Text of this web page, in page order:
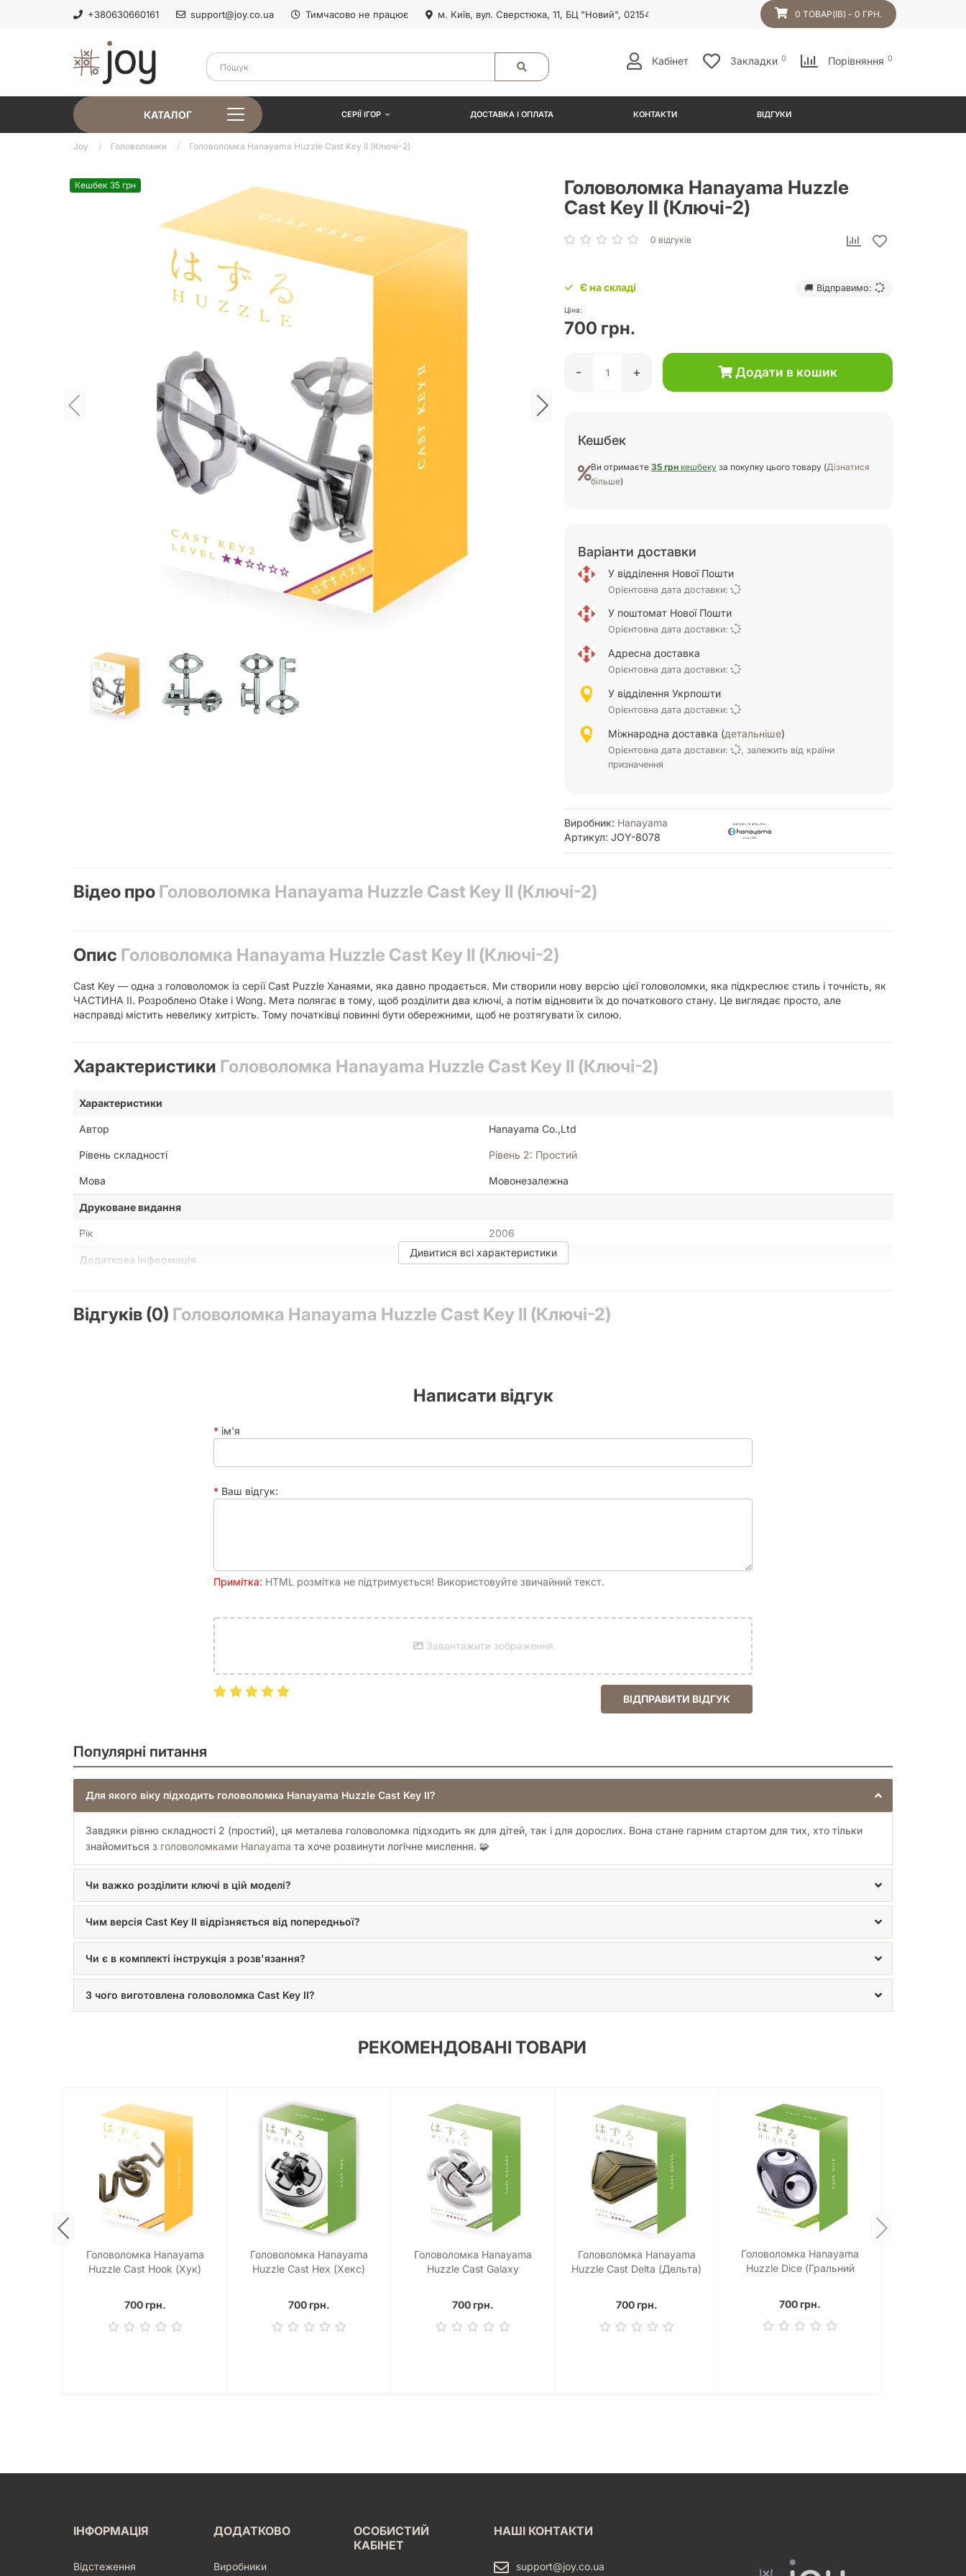
+380630660161 support@joy.co.ua Тимчасово не працює м. Київ, вул. Сверстюка, 11, БЦ "Новий", 02154 0 ТОВАР(ІВ) - 0 ГРН.
Кабінет Закладки 0 Порівняння 0
КАТАЛОГ СЕРІЇ ІГОР ДОСТАВКА І ОПЛАТА КОНТАКТИ ВІДГУКИ
Joy Головоломки Головоломка Hanayama Huzzle Cast Key II (Ключі-2)
Кешбек 35 грн
Головоломка Hanayama Huzzle
Cast Key II (Ключі-2)
0 відгуків
Є на складі 🚚 Відправимо:
Ціна:
700 грн.
- + Додати в кошик
Кешбек
Ви отримаєте 35 грнкешбекуза покупку цього товару (Дізнатися
більше)
Варіанти доставки
У відділення Нової Пошти
Орієнтовна дата доставки:
У поштомат Нової Пошти
Орієнтовна дата доставки:
Адресна доставка
Орієнтовна дата доставки:
У відділення Укрпошти
Орієнтовна дата доставки:
Міжнародна доставка (детальніше)
Орієнтовна дата доставки:
, залежить від країни
призначення
Виробник: Hanayama
Артикул: JOY-8078
Відео про Головоломка Hanayama Huzzle Cast Key II (Ключі-2)
Опис Головоломка Hanayama Huzzle Cast Key II (Ключі-2)
Cast Key — одна з головоломок із серії Cast Puzzle Ханаями, яка давно продається. Ми створили нову версію цієї головоломки, яка підкреслює стиль і точність, як
ЧАСТИНА II. Розроблено Otake і Wong. Мета полягає в тому, щоб розділити два ключі, а потім відновити їх до початкового стану. Це виглядає просто, але
насправді містить невелику хитрість. Тому початківці повинні бути обережними, щоб не розтягувати їх силою.
Характеристики Головоломка Hanayama Huzzle Cast Key II (Ключі-2)
Характеристики
Автор Hanayama Co.,Ltd
Рівень складності Рівень 2: Простий
Мова Мовонезалежна
Друковане видання
Рік 2006
Додаткова інформація
Матеріал Метал
Дивитися всі характеристики
Відгуків (0) Головоломка Hanayama Huzzle Cast Key II (Ключі-2)
Написати відгук
ім'я
Ваш відгук:
Примітка: HTML розмітка не підтримується! Використовуйте звичайний текст.
Завантажити зображення
ВІДПРАВИТИ ВІДГУК
Популярні питання
Для якого віку підходить головоломка Hanayama Huzzle Cast Key II?
Завдяки рівню складності 2 (простий), ця металева головоломка підходить як для дітей, так і для дорослих. Вона стане гарним стартом для тих, хто тільки
знайомиться з головоломками Hanayama та хоче розвинути логічне мислення. 🧩
Чи важко розділити ключі в цій моделі?
Чим версія Cast Key II відрізняється від попередньої?
Чи є в комплекті інструкція з розв'язання?
З чого виготовлена головоломка Cast Key II?
РЕКОМЕНДОВАНІ ТОВАРИ
Головоломка Hanayama
Huzzle Cast Hook (Хук)
700 грн.
Головоломка Hanayama
Huzzle Cast Hex (Хекс)
700 грн.
Головоломка Hanayama
Huzzle Cast Galaxy
700 грн.
Головоломка Hanayama
Huzzle Cast Delta (Дельта)
700 грн.
Головоломка Hanayama
Huzzle Dice (Гральний
700 грн.
ІНФОРМАЦІЯ
Відстеження
ДОДАТКОВО
Виробники
ОСОБИСТИЙ
КАБІНЕТ
НАШІ КОНТАКТИ
support@joy.co.ua